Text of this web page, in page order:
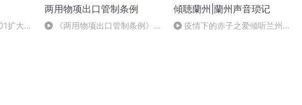
扩大地
两用物项出口管制条例
《两用物项出口管制条例》第
傾聴蘭州|蘭州声音琐记
疫情下的赤子之爱倾听兰州线